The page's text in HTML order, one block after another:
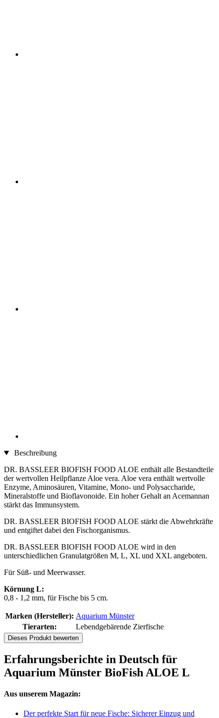
Beschreibung
DR. BASSLEER BIOFISH FOOD ALOE enthält alle Bestandteile
der wertvollen Heilpflanze Aloe vera. Aloe vera enthält wertvolle
Enzyme, Aminosäuren, Vitamine, Mono- und Polysaccharide,
Mineralstoffe und Bioflavonoide. Ein hoher Gehalt an Acemannan
stärkt das Immunsystem.
DR. BASSLEER BIOFISH FOOD ALOE stärkt die Abwehrkräfte
und entgiftet dabei den Fischorganismus.
DR. BASSLEER BIOFISH FOOD ALOE wird in den
unterschiedlichen Granulatgrößen M, L, XL und XXL angeboten.
Für Süß- und Meerwasser.
Körnung L:
0,8 - 1,2 mm, für Fische bis 5 cm.
Marken (Hersteller): Aquarium Münster
Tierarten:
Lebendgebärende Zierfische
Dieses Produkt bewerten
Erfahrungsberichte in Deutsch für
Aquarium Münster BioFish ALOE L
Aus unserem Magazin:
Der perfekte Start für neue Fische: Sicherer Einzug und